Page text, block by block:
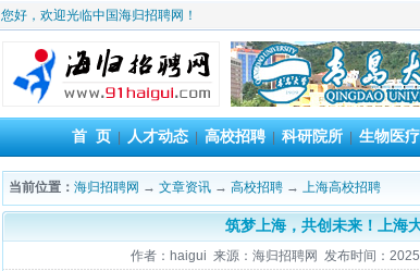
您好，欢迎光临中国海归招聘网！
首 页|人才动态|高校招聘|科研院所|生物医疗
当前位置： 海归招聘网 → 文章资讯 → 高校招聘 → 上海高校招聘
筑梦上海，共创未来！上海
作者：haigui 来源：海归招聘网 发布时间：